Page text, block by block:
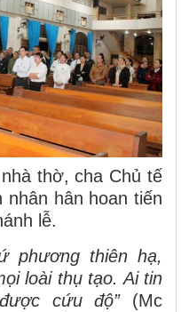
thờ, cha Chủ tế
hân hoan tiến
lễ.
phương thiên hạ,
loài thụ tạo. Ai tin
cứu độ”(Mc